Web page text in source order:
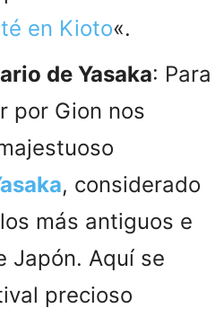
en Kioto«.
de Yasaka: Para
por Gion nos
, considerado
más antiguos e
Japón. Aquí se
precioso